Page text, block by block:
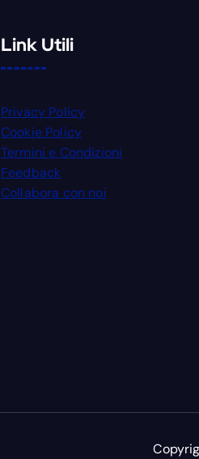
Link Utili
Privacy Policy
Cookie Policy
Termini e Condizioni
Feedback
Collabora con noi